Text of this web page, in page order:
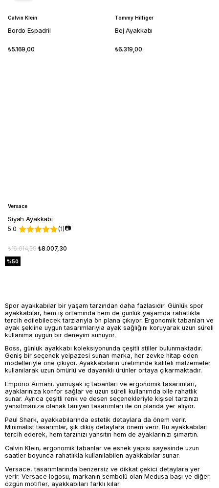
Calvin Klein
Bordo Espadril
₺5.169,00
Tommy Hilfiger
Bej Ayakkabı
₺6.319,00
Versace
Siyah Ayakkabı
5.0 (1)📷
₺8.007,30
₺16.014,59
%50
Spor ayakkabılar bir yaşam tarzından daha fazlasıdır. Günlük spor
ayakkabılar, hem iş ortamında hem de günlük yaşamda rahatlıkla
tercih edilebilecek tarzlarıyla ön plana çıkıyor. Ergonomik tabanları ve
ayak şekline uygun tasarımlarıyla ayak sağlığını koruyarak uzun süreli
kullanıma uygun bir deneyim sunuyor.
Boss, günlük ayakkabı koleksiyonunda çeşitli stiller bulunmaktadır.
Geniş bir seçenek yelpazesi sunan marka, her zevke hitap eden
modelleriyle öne çıkıyor. Ayakkabıların üretiminde kaliteli malzemeler
kullanılarak uzun ömürlü ve dayanıklı ürünler ortaya çıkarmaktadır.
Emporıo Armani, yumuşak iç tabanları ve ergonomik tasarımları,
ayaklarınıza konfor sağlar ve uzun süreli kullanımda bile rahatlık
sunar. Ayrıca çeşitli renk ve desen seçenekleriyle kişisel tarzınızı
yansıtmanıza olanak tanıyan tasarımları ile ön planda yer alıyor.
Paul Shark, ayakkabılarında estetik detaylara da önem verir.
Minimalist tasarımlar, şık dikiş detaylara önem verir. Bu ayakkabıları
tercih ederek, hem tarzınızı yansıtın hem de ayaklarınızı şımartın.
Calvin Kleın, ergonomik tabanlar ve esnek yapısı sayesinde uzun
saatler boyunca rahatlıkla kullanılabilen ayakkabılar sunar.
Versace, tasarımlarında benzersiz ve dikkat çekici detaylara yer
verir. Versace logosu, markanın sembolü olan Medusa başı ve diğer
özgün motifler, ayakkabıları farklı kılar.